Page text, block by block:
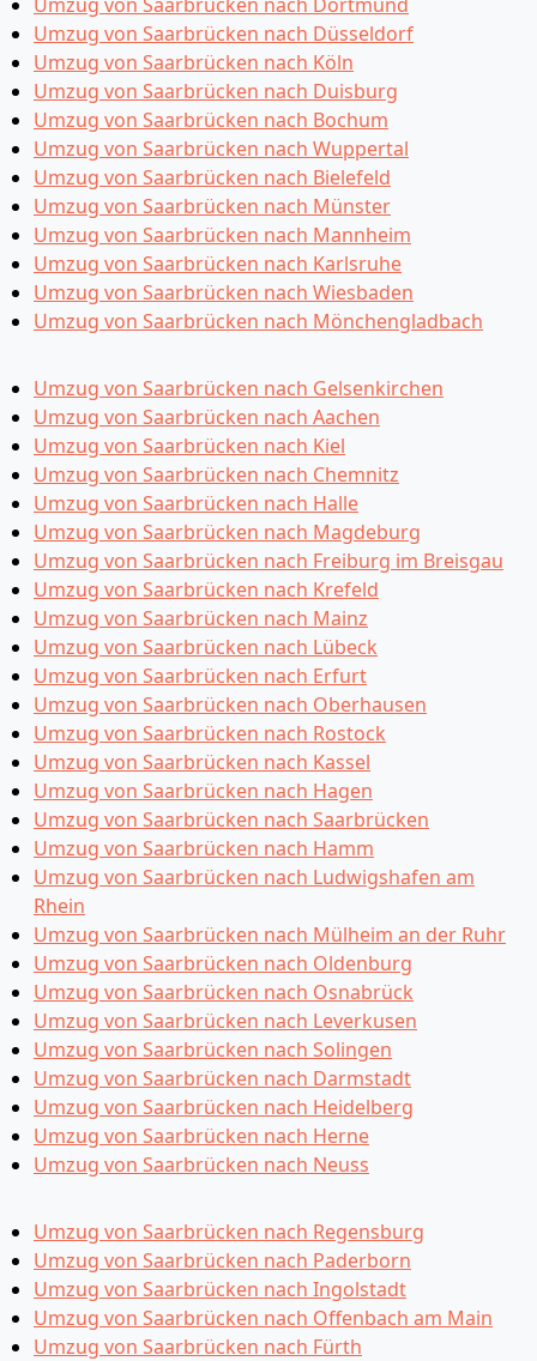
Umzug von Saarbrücken nach Düsseldorf
Umzug von Saarbrücken nach Köln
Umzug von Saarbrücken nach Duisburg
Umzug von Saarbrücken nach Bochum
Umzug von Saarbrücken nach Wuppertal
Umzug von Saarbrücken nach Bielefeld
Umzug von Saarbrücken nach Münster
Umzug von Saarbrücken nach Mannheim
Umzug von Saarbrücken nach Karlsruhe
Umzug von Saarbrücken nach Wiesbaden
Umzug von Saarbrücken nach Mönchen­gladbach
Umzug von Saarbrücken nach Gelsenkirchen
Umzug von Saarbrücken nach Aachen
Umzug von Saarbrücken nach Kiel
Umzug von Saarbrücken nach Chemnitz
Umzug von Saarbrücken nach Halle
Umzug von Saarbrücken nach Magdeburg
Umzug von Saarbrücken nach Freiburg im Breisgau
Umzug von Saarbrücken nach Krefeld
Umzug von Saarbrücken nach Mainz
Umzug von Saarbrücken nach Lübeck
Umzug von Saarbrücken nach Erfurt
Umzug von Saarbrücken nach Oberhausen
Umzug von Saarbrücken nach Rostock
Umzug von Saarbrücken nach Kassel
Umzug von Saarbrücken nach Hagen
Umzug von Saarbrücken nach Saarbrücken
Umzug von Saarbrücken nach Hamm
Umzug von Saarbrücken nach Ludwigshafen am
Rhein
Umzug von Saarbrücken nach Mülheim an der Ruhr
Umzug von Saarbrücken nach Oldenburg
Umzug von Saarbrücken nach Osnabrück
Umzug von Saarbrücken nach Leverkusen
Umzug von Saarbrücken nach Solingen
Umzug von Saarbrücken nach Darmstadt
Umzug von Saarbrücken nach Heidelberg
Umzug von Saarbrücken nach Herne
Umzug von Saarbrücken nach Neuss
Umzug von Saarbrücken nach Regensburg
Umzug von Saarbrücken nach Paderborn
Umzug von Saarbrücken nach Ingolstadt
Umzug von Saarbrücken nach Offenbach am Main
Umzug von Saarbrücken nach Fürth